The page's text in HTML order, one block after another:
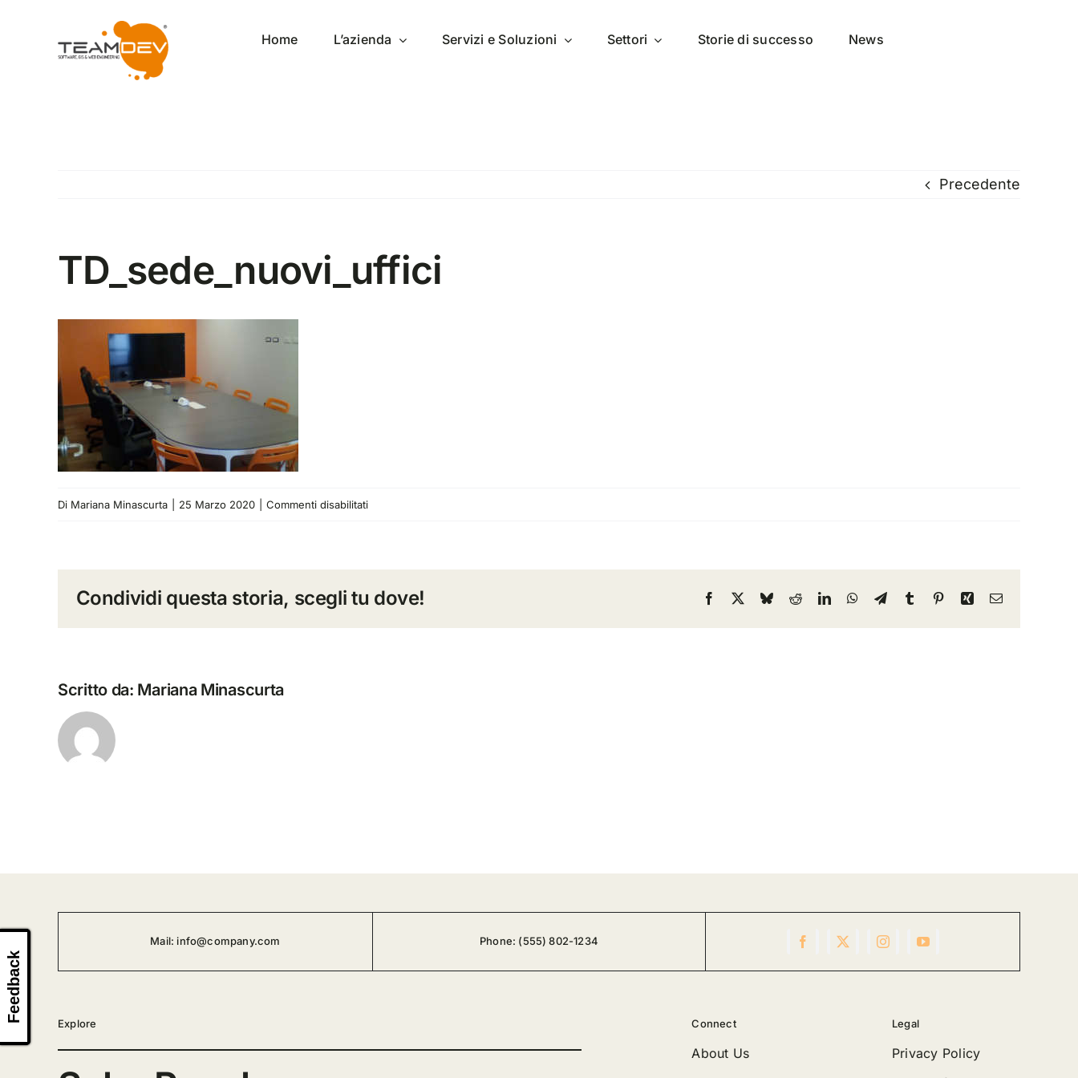
contenuto
Home L’azienda Servizi e Soluzioni Settori Storie di successo News
Precedente
TD_sede_nuovi_uffici
Di Mariana Minascurta 25 Marzo 2020 Commenti disabilitatisu
Condividi questa storia, scegli tu dove! Facebook
X BlueskyRedditLinkedInWhatsApp
TelegramTumblrPinterestXing Email
Scritto da: Mariana Minascurta
Mail: info@company.com Phone: (555) 802-1234
Explore Connect
About Us
Legal
Privacy Policy
Feedback